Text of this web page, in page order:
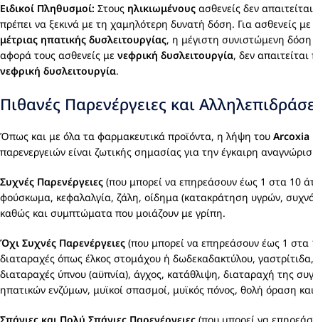
Ειδικοί Πληθυσμοί: Στους ηλικιωμένους ασθενείς δεν
πρέπει να ξεκινά με τη χαμηλότερη δυνατή δόση. Για ασθενείς με
μέτριας ηπατικής δυσλειτουργίας, η μέγιστη συνιστώμενη
αφορά τους ασθενείς με νεφρική δυσλειτουργία, δεν
νεφρική δυσλειτουργία.
Πιθανές Παρενέργειες και
Όπως και με όλα τα φαρμακευτικά προϊόντα, η λήψη του Arcoxia
παρενεργειών είναι ζωτικής σημασίας για την έγκαιρη
Συχνές Παρενέργειες (που μπορεί να επηρεάσουν έως 1 στα 10
φούσκωμα, κεφαλαλγία, ζάλη, οίδημα (κατακράτηση υγρών,
καθώς και συμπτώματα που μοιάζουν με γρίπη.
Όχι Συχνές Παρενέργειες (που μπορεί να επηρεάσουν έως 1 στα
διαταραχές όπως έλκος στομάχου ή δωδεκαδακτύλου,
διαταραχές ύπνου (αϋπνία), άγχος, κατάθλιψη, διαταραχή της
ηπατικών ενζύμων, μυϊκοί σπασμοί, μυϊκός πόνος, θολή όραση